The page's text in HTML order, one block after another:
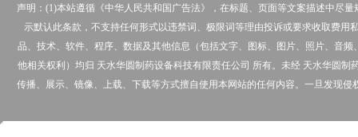
声明：(1)本站遵循《中华人民共和国广告法》，在标题、页面等文案描述中尽
示默认此条款，不支持任何形式以违禁词、极限词等理由投诉或要求收取费
品、技术、软件、程序、数据及其他信息（包括文字、图标、图片、照片、音
他相关权利）均归 天水华圆制药设备科技有限责任公司 所有。未经 天水华圆
传播、展示、镜像、上载、下载等方式擅自使用本网站的任何内容。一旦发现